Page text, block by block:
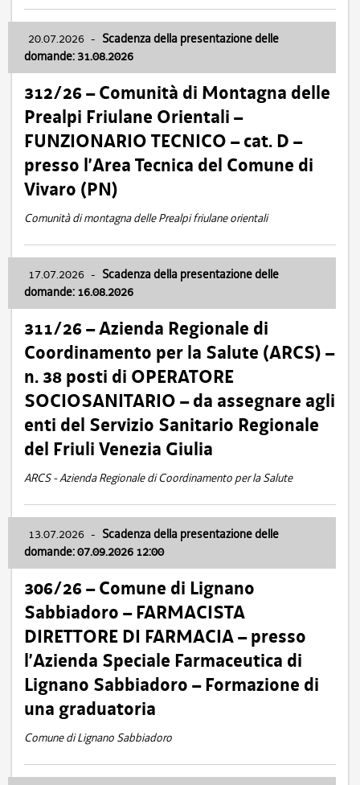
20.07.2026 - Scadenza della presentazione delle
domande: 31.08.2026
312/26 – Comunità di Montagna delle
Prealpi Friulane Orientali –
FUNZIONARIO TECNICO – cat. D –
presso l’Area Tecnica del Comune di
Vivaro (PN)
Comunità di montagna delle Prealpi friulane orientali
17.07.2026 - Scadenza della presentazione delle
domande: 16.08.2026
311/26 – Azienda Regionale di
Coordinamento per la Salute (ARCS) –
n. 38 posti di OPERATORE
SOCIOSANITARIO – da assegnare agli
enti del Servizio Sanitario Regionale
del Friuli Venezia Giulia
ARCS - Azienda Regionale di Coordinamento per la Salute
13.07.2026 - Scadenza della presentazione delle
domande: 07.09.2026 12:00
306/26 – Comune di Lignano
Sabbiadoro – FARMACISTA
DIRETTORE DI FARMACIA – presso
l’Azienda Speciale Farmaceutica di
Lignano Sabbiadoro – Formazione di
una graduatoria
Comune di Lignano Sabbiadoro